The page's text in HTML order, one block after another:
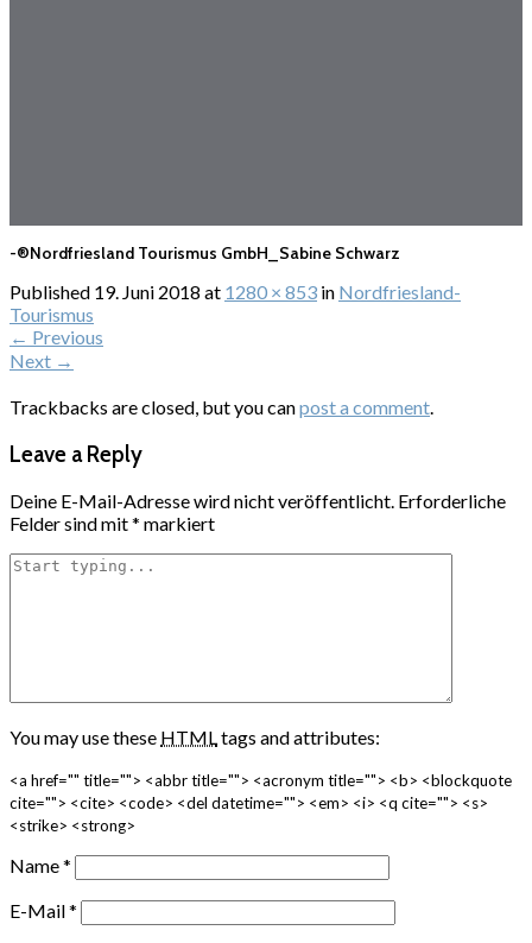
-®Nordfriesland Tourismus GmbH_Sabine Schwarz
Published 19. Juni 2018 at 1280 × 853 in Nordfriesland-
Tourismus
← Previous
Next →
Trackbacks are closed, but you canpost a comment.
Leave a Reply
Deine E-Mail-Adresse wird nicht veröffentlicht. Erforderliche
Felder sind mit* markiert
You may use these HTMLtags and attributes:
<a href="" title=""> <abbr title=""> <acronym title=""> <b> <blockquote
cite=""> <cite> <code> <del datetime=""> <em> <i> <q cite=""> <s>
<strike> <strong>
Name*
E-Mail*